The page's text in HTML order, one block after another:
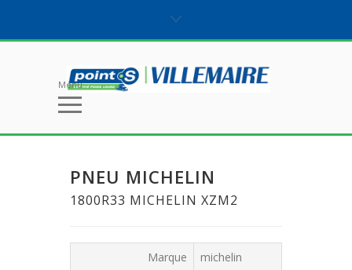
Menu
PNEU MICHELIN
1800R33 MICHELIN XZM2
Marque
michelin